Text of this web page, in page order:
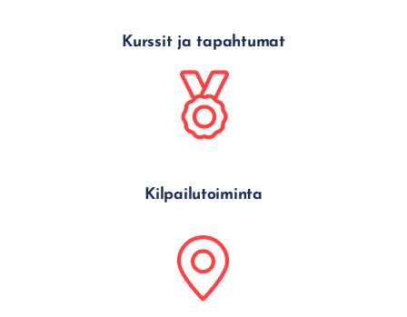
Kurssit ja tapahtumat
Kilpailutoiminta